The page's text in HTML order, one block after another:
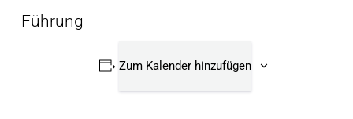
Führung
Zum Kalender hinzufügen